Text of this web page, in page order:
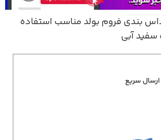
بندی فروم بولد مناسب استفاده
سفید آبی
سریع